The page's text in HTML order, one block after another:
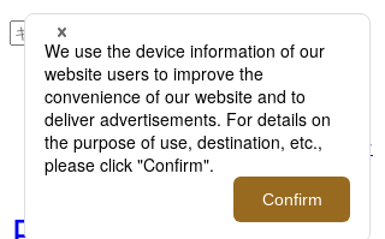
TOP
PHOTO
ローファーの季節がやって来た！
2022年春夏シーズン“JUST WANT”な
1足が大集結。
ローファーの季節がやって